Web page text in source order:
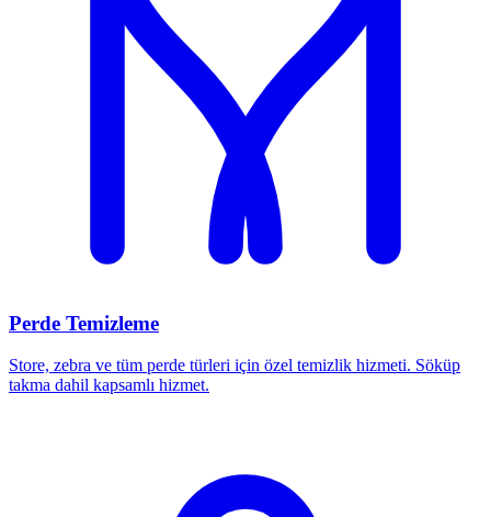
Perde Temizleme
Store, zebra ve tüm perde türleri için özel temizlik hizmeti. Söküp
takma dahil kapsamlı hizmet.